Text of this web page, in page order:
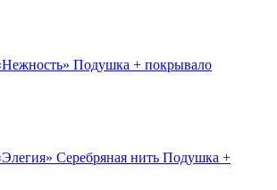
Подушка + покрывало
Серебряная нить Подушка +